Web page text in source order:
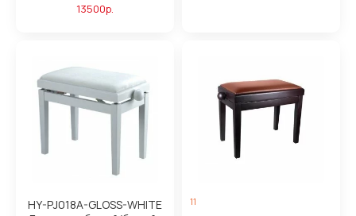
13500р.
HY-PJ018A-GLOSS-WHITE
11